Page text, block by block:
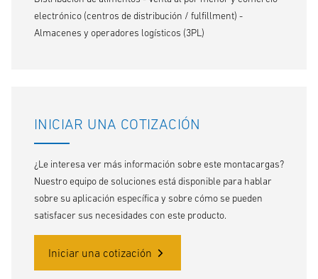
electrónico (centros de distribución / fulfillment) -
Almacenes y operadores logísticos (3PL)
INICIAR UNA COTIZACIÓN
¿Le interesa ver más información sobre este montacargas?
Nuestro equipo de soluciones está disponible para hablar
sobre su aplicación específica y sobre cómo se pueden
satisfacer sus necesidades con este producto.
Iniciar una cotización